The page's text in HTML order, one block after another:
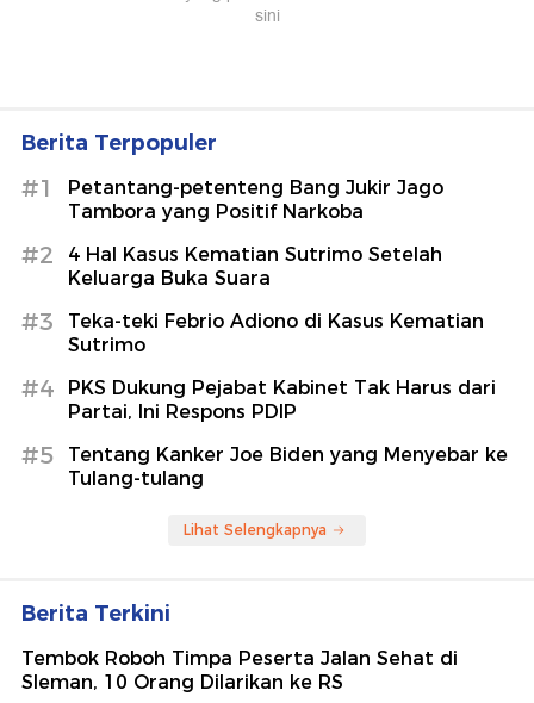
Berita Terpopuler
#1
Petantang-petenteng Bang Jukir Jago
Tambora yang Positif Narkoba
#2
4 Hal Kasus Kematian Sutrimo Setelah
Keluarga Buka Suara
#3
Teka-teki Febrio Adiono di Kasus Kematian
Sutrimo
#4
PKS Dukung Pejabat Kabinet Tak Harus dari
Partai, Ini Respons PDIP
#5
Tentang Kanker Joe Biden yang Menyebar ke
Tulang-tulang
Lihat Selengkapnya
Berita Terkini
Tembok Roboh Timpa Peserta Jalan Sehat di
Sleman, 10 Orang Dilarikan ke RS